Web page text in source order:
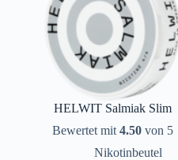
HELWIT Salmiak Slim
Bewertet mit 4.50von 5
Nikotinbeutel